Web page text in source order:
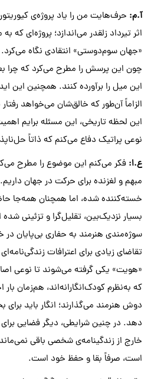
آ.م: حرف‌هایت من را یاد پروژه‌ی
اثر تیرداد زلقدر می‌اندازد؛ پروژه‌ای که
«جهان سوم‌دوستی» انتقادی نگاه
چون این پرسش را مطرح می‌کرد که چرا
این میل را برآورده کنند. همچنین این
الزاماً آن‌طور که خالق‌شان می‌خواهد
این لحظه تاریخی، این مسئله برایم
نوعی پراتیک دفاع می‌کنم که ذاتاً
ع.ا: فکر می‌کنم این موضوع را مطرح
مبهم و لغزنده برای حرکت در جهان
خسته‌کننده شده، اما همچنان همه‌جا
بسیار نزدیک‌بین، تقلیل‌گرا و تزئینی
سوژه‌مندی هنرمند به حفاری بی‌پایان
تقاضای زیادی برای اعترافات
«هویت» یکی گرفته می‌شوند تا نوعی
که به‌نظرم کودک‌انگارانه‌اند، هم‌زمان
دوش هنرمند می‌گذارند؛ انگار باید برای
دهد. در چنین شرایطی، دیگر فضایی
خارج از زندگینامه‌ی شخصی باقی
است، صرفاً بقا و حفظ خود است.